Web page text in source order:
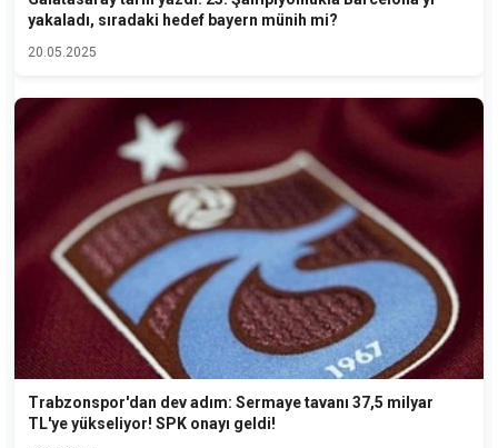
yakaladı, sıradaki hedef bayern münih mi?
20.05.2025
Trabzonspor'dan dev adım: Sermaye tavanı 37,5 milyar
TL'ye yükseliyor! SPK onayı geldi!